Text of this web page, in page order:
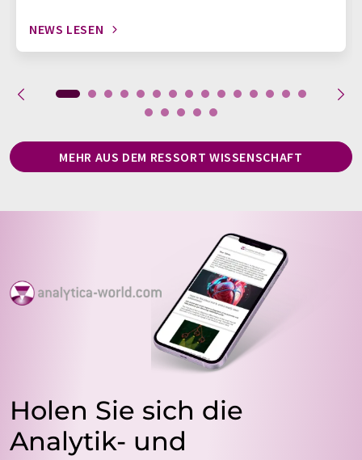
NEWS LESEN
MEHR AUS DEM RESSORT WISSENSCHAFT
Holen Sie sich die
Analytik- und